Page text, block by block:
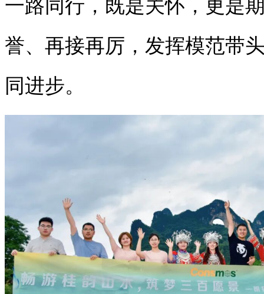
一路同行，既是关怀，更是
誉、再接再厉，发挥模范带
同进步。